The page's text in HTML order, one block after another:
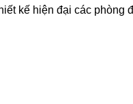
kế hiện đại các phòng